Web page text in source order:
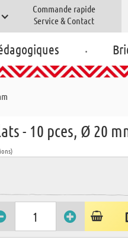
Commande rapide
Service & Contact
.
- 10 pces, Ø 20